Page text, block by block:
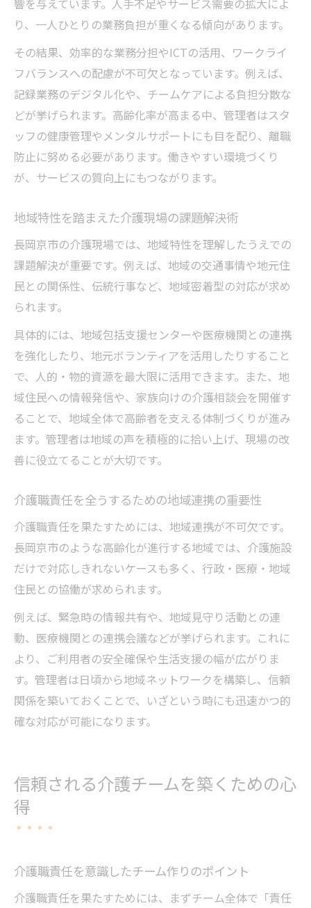
り、一人ひとりの業務負担が重くなる傾向があります。
その結果、効率的な業務分担やICTの活用、ワークライ
フバランスへの配慮が不可欠となっています。例えば、
記録業務のデジタル化や、チームケアによる負担分散な
どが挙げられます。高齢化率が高まる中、管理者はスタ
ッフの健康管理やメンタルサポートにも目を配り、離職
防止に努める必要があります。働きやすい環境づくり
が、サービスの質向上にもつながります。
地域特性を踏まえた介護現場の課題解決術
長岡京市の介護現場では、地域特性を理解したうえでの
課題解決が重要です。例えば、地域の交通事情や地元住
民との関係性、伝統行事など、地域密着型の対応が求め
られます。
具体的には、地域包括支援センターや医療機関との連携
を強化したり、地元ボランティアを活用したりすること
で、人的・物的資源を最大限に活用できます。また、地
域住民への情報発信や、家族向けの介護相談会を開催す
ることで、地域全体で高齢者を支える体制づくりが進み
ます。管理者は地域の声を積極的に拾い上げ、現場の改
善に役立てることが大切です。
介護職責任を全うするための地域連携の重要性
介護職責任を果たすためには、地域連携が不可欠です。
長岡京市のような高齢化が進行する地域では、介護施設
だけで対応しきれないケースも多く、行政・医療・地域
住民との協働が求められます。
例えば、緊急時の情報共有や、地域見守り活動との連
動、医療機関との連携会議などが挙げられます。これに
より、ご利用者の安全確保や生活支援の幅が広がりま
す。管理者は日頃から地域ネットワークを構築し、信頼
関係を築いておくことで、いざという時にも迅速かつ的
確な対応が可能になります。
信頼される介護チームを築くための心
得
介護職責任を意識したチーム作りのポイント
介護職責任を果たすためには、まずチーム全体で「責任